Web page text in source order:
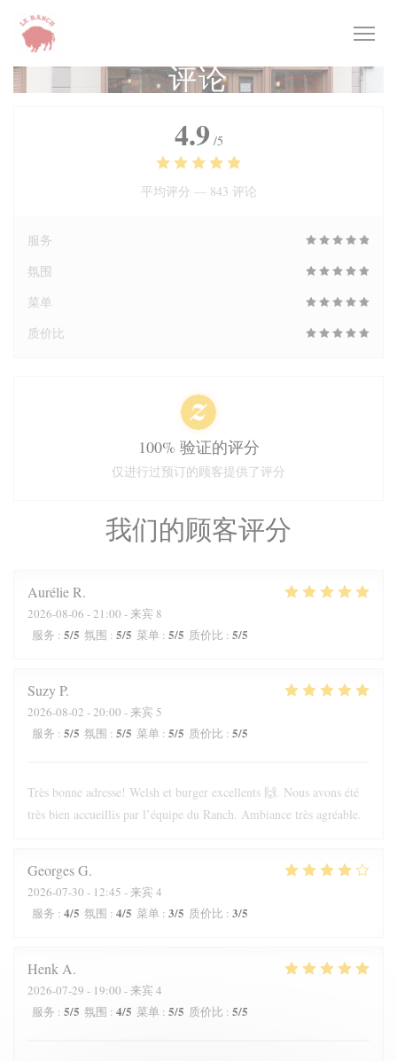
Cookie管理面板
评论
我们的顾客评分
AurélieR
2026-08-06 - 21:00 - 来宾 8
服务 : 5/5 氛围 : 5/5 菜单 : 5/5 质价比 : 5/5
SuzyP
2026-08-02 - 20:00 - 来宾 5
服务 : 5/5 氛围 : 5/5 菜单 : 5/5 质价比 : 5/5
Très bonne adresse! Welsh et burger excellents 🙌. Nous avons été
très bien accueillis par l’équipe du Ranch. Ambiance très agréable.
GeorgesG
2026-07-30 - 12:45 - 来宾 4
服务 : 4/5 氛围 : 4/5 菜单 : 3/5 质价比 : 3/5
Henk A
2026-07-29 - 19:00 - 来宾 4
服务 : 5/5 氛围 : 4/5 菜单 : 5/5 质价比 : 5/5
4.9 /5
平均评分 — 843 评论
服务
氛围
菜单
质价比
100% 验证的评分
仅进行过预订的顾客提供了评分